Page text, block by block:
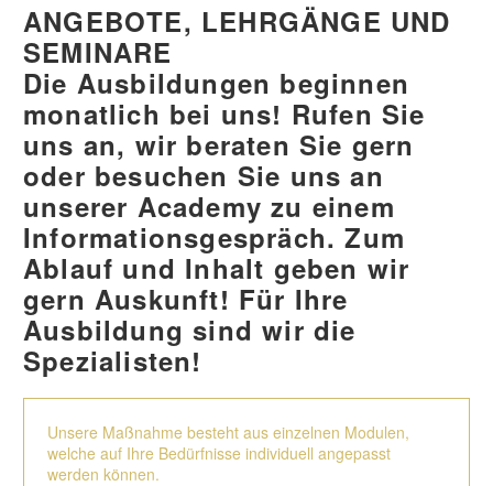
ANGEBOTE, LEHRGÄNGE UND
SEMINARE
Die Ausbildungen beginnen
monatlich bei uns! Rufen Sie
uns an, wir beraten Sie gern
oder besuchen Sie uns an
unserer Academy zu einem
Informationsgespräch. Zum
Ablauf und Inhalt geben wir
gern Auskunft! Für Ihre
Ausbildung sind wir die
Spezialisten!
Unsere Maßnahme besteht aus einzelnen Modulen,
welche auf Ihre Bedürfnisse individuell angepasst
werden können.